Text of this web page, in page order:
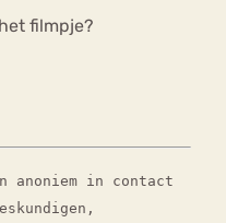
filmpje?
anoniem in contact